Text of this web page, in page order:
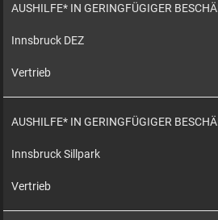
AUSHILFE* IN GERINGFÜGIGER
Innsbruck DEZ
Vertrieb
AUSHILFE* IN GERINGFÜGIGER
Innsbruck Sillpark
Vertrieb